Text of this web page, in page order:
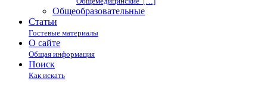
Общеобразовательные
Статьи
Гостевые материалы
О сайте
Общая информация
Поиск
Как искать